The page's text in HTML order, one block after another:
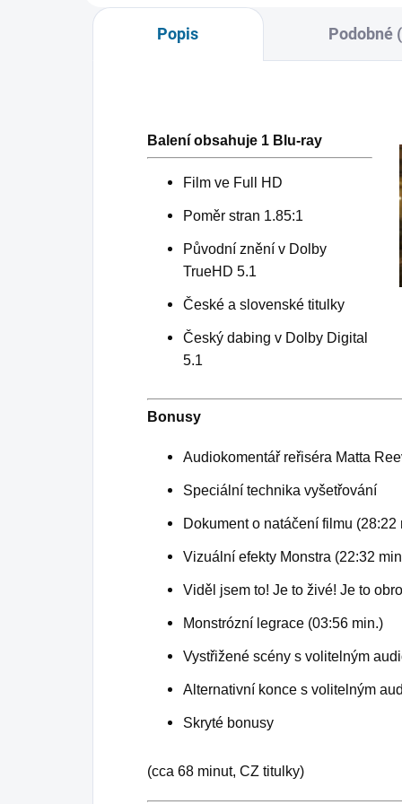
Popis Podobné
Balení obsahuje 1 Blu-ray
Film ve Full HD
Poměr stran 1.85:1
Původní znění v Dolby
TrueHD 5.1
České a slovenské titulky
Český dabing v Dolby Digital
5.1
Bonusy
Audiokomentář reřiséra Matta
Speciální technika vyšetřování
Dokument o natáčení filmu (28:22
Vizuální efekty Monstra (22:32
Viděl jsem to! Je to živé! Je to
Monstrózní legrace (03:56 min.)
Vystřižené scény s volitelným
Alternativní konce s volitelným
Skryté bonusy
(cca 68 minut, CZ titulky)